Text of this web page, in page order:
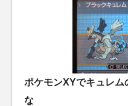
ポケモンXYでキュレ
な